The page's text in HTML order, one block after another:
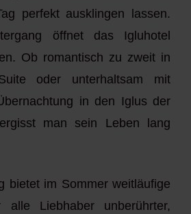
perfekt ausklingen lassen.
öffnet das Igluhotel
Ob romantisch zu zweit in
oder unterhaltsam mit
in den Iglus der
man sein Leben lang
bietet im Sommer weitläufige
alle Liebhaber unberührter,